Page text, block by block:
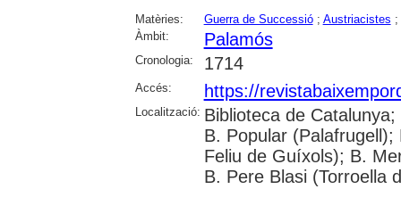
Matèries: Guerra de Successió; Austriacistes ;
Àmbit:
Palamós
Cronologia: 1714
Accés: https://
Localització: Biblioteca de
B. Popular
Feliu de Guíxols); B.
B. Pere Blasi (Torroella